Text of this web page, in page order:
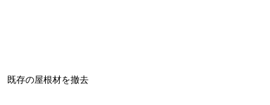
既存の屋根材を撤去